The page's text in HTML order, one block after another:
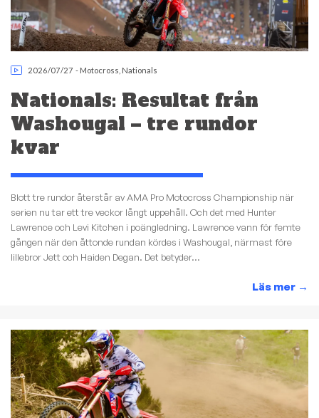
2026/07/27 - Motocross Nationals
Nationals: Resultat från
Washougal – tre rundor
kvar
Blott tre rundor återstår av AMA Pro Motocross Championship när
serien nu tar ett tre veckor långt uppehåll. Och det med Hunter
Lawrence och Levi Kitchen i poängledning. Lawrence vann för femte
gången när den åttonde rundan kördes i Washougal, närmast före
lillebror Jett och Haiden Degan. Det betyder...
Läs mer →